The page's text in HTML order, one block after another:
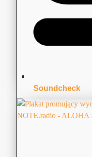
Soundcheck